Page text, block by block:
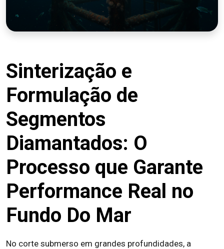
Sinterização e
Formulação de
Segmentos
Diamantados: O
Processo que Garante
Performance Real no
Fundo Do Mar
No corte submerso em grandes profundidades, a